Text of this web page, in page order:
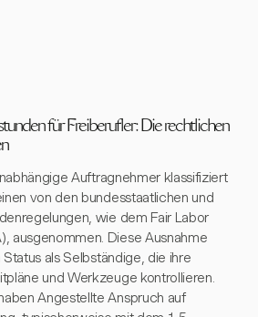
für Freiberufler: Die rechtlichen
Auftragnehmer klassifiziert
von den bundesstaatlichen und
wie dem Fair Labor
ausgenommen. Diese Ausnahme
als Selbständige, die ihre
und Werkzeuge kontrollieren.
Angestellte Anspruch auf